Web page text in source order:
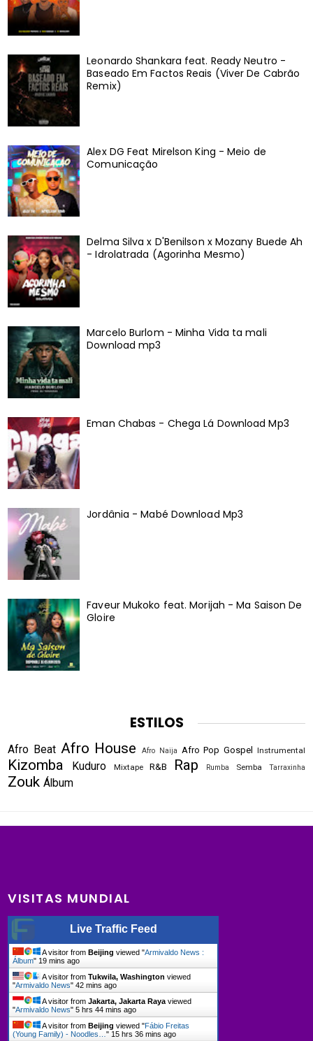
Leonardo Shankara feat. Ready Neutro -
Baseado Em Factos Reais (Viver De Cabrão
Remix)
Alex DG Feat Mirelson King - Meio de
Comunicação
Delma Silva x D'Benilson x Mozany Buede Ah
- Idrolatrada (Agorinha Mesmo)
Marcelo Burlom - Minha Vida ta mali
Download mp3
Eman Chabas - Chega Lá Download Mp3
Jordânia - Mabé Download Mp3
Faveur Mukoko feat. Morijah - Ma Saison De
Gloire
ESTILOS
Afro Beat Afro House Afro Naija Afro Pop Gospel Instrumental
Kizomba Kuduro Mixtape R&B Rap Rumba Semba Tarraxinha
Zouk Álbum
VISITAS MUNDIAL
Live Traffic Feed
A visitor from Beijing viewed "Armivaldo News :
Álbum" 19 mins ago
A visitor fromTukwila, Washington viewed
"Armivaldo News"42 mins ago
A visitor fromJakarta, Jakarta Raya viewed
"Armivaldo News"5 hrs 44 mins ago
A visitor from Beijing viewed "Fábio Freitas
(Young Family) - Noodles…" 15 hrs 36 mins ago